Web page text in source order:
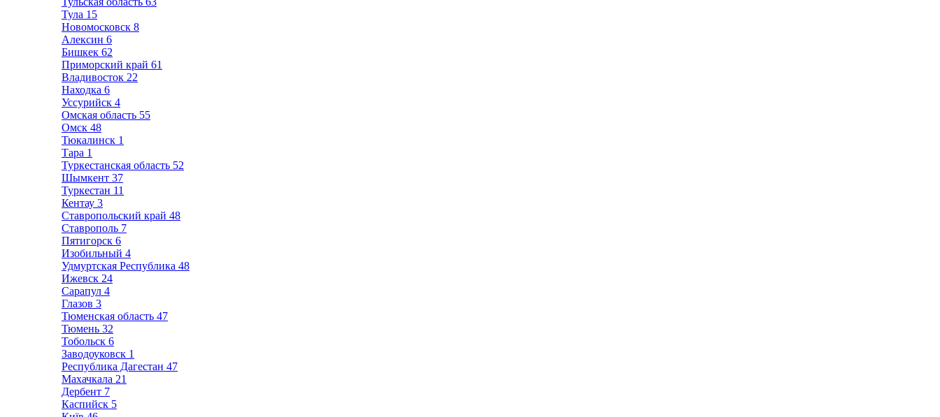
Тула 15
Новомосковск 8
Алексин 6
Бишкек 62
Приморский край 61
Владивосток 22
Находка 6
Уссурийск 4
Омская область 55
Омск 48
Тюкалинск 1
Тара 1
Туркестанская область 52
Шымкент 37
Туркестан 11
Кентау 3
Ставропольский край 48
Ставрополь 7
Пятигорск 6
Изобильный 4
Удмуртская Республика 48
Ижевск 24
Сарапул 4
Глазов 3
Тюменская область 47
Тюмень 32
Тобольск 6
Заводоуковск 1
Республика Дагестан 47
Махачкала 21
Дербент 7
Каспийск 5